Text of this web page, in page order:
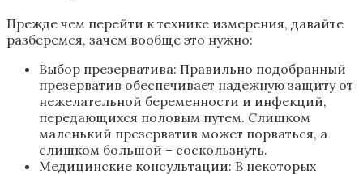
Прежде чем перейти к технике измерения, давайте
разберемся, зачем вообще это нужно:
Выбор презерватива: Правильно подобранный
презерватив обеспечивает надежную защиту от
нежелательной беременности и инфекций,
передающихся половым путем. Слишком
маленький презерватив может порваться, а
слишком большой – соскользнуть.
Медицинские консультации: В некоторых